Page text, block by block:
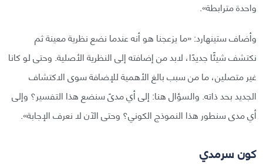
واحدة مترابطة».
وأضاف ستينهارد: «ما يزعجنا هو أنه عندما نضع نظرية معينة ثم
نكتشف شيئًا جديدًا، لابد من إضافته إلى النظرية الأصلية. وحتى لو كانا
غير متصلين، ما من سبب بالغ الأهمية للإضافة سوى الاكتشاف
الجديد بحد ذاته. والسؤال هنا: إلى أي مدىً سنضع هذا التفسير؟ وإلى
أي مدى سنطور هذا النموذج الكوني؟ وحتى الآن لا نعرف الإجابة».
كون سرمدي